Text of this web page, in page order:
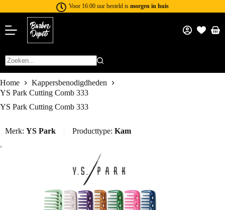
Voor 16:00 uur besteld is morgen in huis
Home
Kappersbenodigdheden
YS Park Cutting Comb 333
YS Park Cutting Comb 333
Merk: YS Park Producttype: Kam